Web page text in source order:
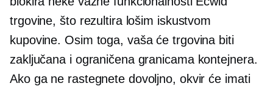
trgovine, što rezultira lošim iskustvom
kupovine. Osim toga, vaša će trgovina biti
zaključana i ograničena granicama kontejnera.
Ako ga ne rastegnete dovoljno, okvir će imati